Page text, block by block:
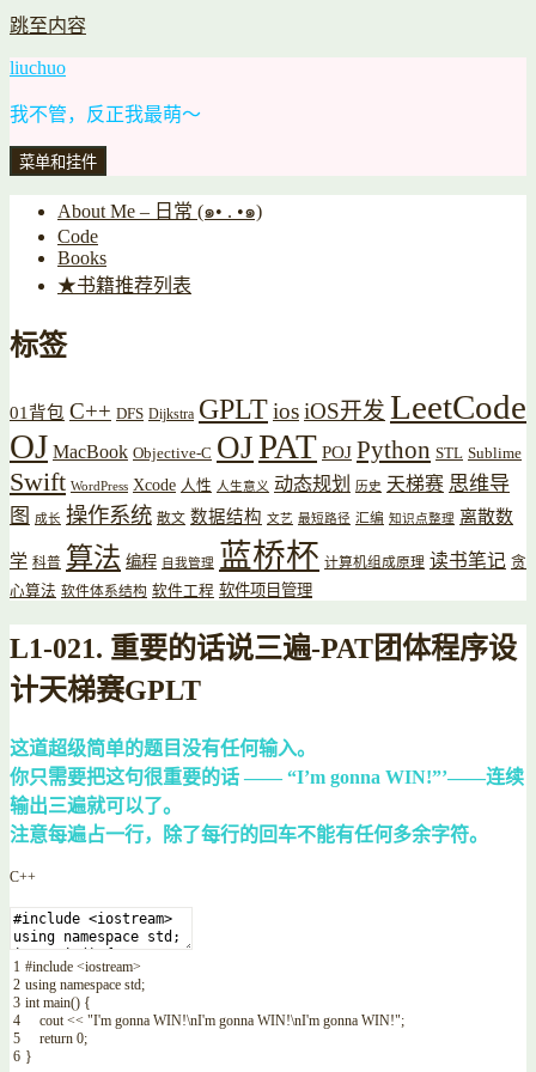
跳至内容
liuchuo
我不管，反正我最萌～
菜单和挂件
About Me – 日常 (๑• . •๑)
Code
Books
★书籍推荐列表
标签
01背包 C++ DFS Dijkstra GPLTiosiOS开发 LeetCode
OJ MacBook Objective-C OJPAT POJ Python STL Sublime
Swift WordPress Xcode 人性 人生意义 动态规划 历史 天梯赛 思维导
图
成长 操作系统 散文 数据结构 文艺 最短路径 汇编 知识点整理 离散数
学 科普 算法 编程 自我管理 蓝桥杯 计算机组成原理 读书笔记 贪
心算法 软件体系结构 软件工程 软件项目管理
L1-021. 重要的话说三遍-PAT团体程序设
计天梯赛GPLT
这道超级简单的题目没有任何输入。
你只需要把这句很重要的话 —— “I’m gonna WIN!”’——连续
输出三遍就可以了。
注意每遍占一行，除了每行的回车不能有任何多余字符。
C++
1
2
3
4
5
6
#include <iostream>
using namespace std;
int main() {
cout << "I'm gonna WIN!\nI'm gonna WIN!\nI'm gonna WIN!";
return 0;
}